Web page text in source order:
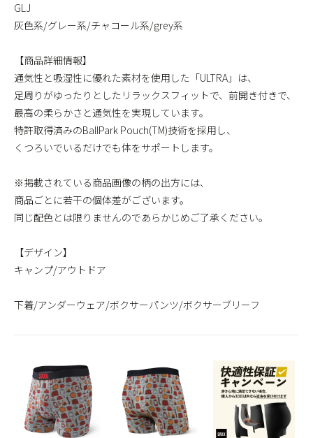
GLJ
灰色系/グレー系/チャコール系/grey系
【商品詳細情報】
通気性と吸湿性に優れた素材を使用した「ULTRA」は、
足周りがゆったりとしたリラックスフィットで、前開き付きで、
最高の柔らかさと通気性を実現しています。
特許取得済みのBallPark Pouch(TM)技術を採用し、
くつろいでいるだけでも体をサポートします。
※掲載されている商品画像の柄の出方には、
商品ごとに若干の個体差がございます。
同じ配色とは限りませんのであらかじめご了承ください。
【デザイン】
キャンプ/アウトドア
下着/アンダーウェア/ボクサーパンツ/ボクサーブリーフ